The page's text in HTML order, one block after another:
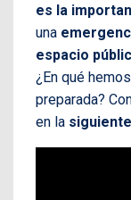
es la
una
espacio
¿En qué
preparada?
en la